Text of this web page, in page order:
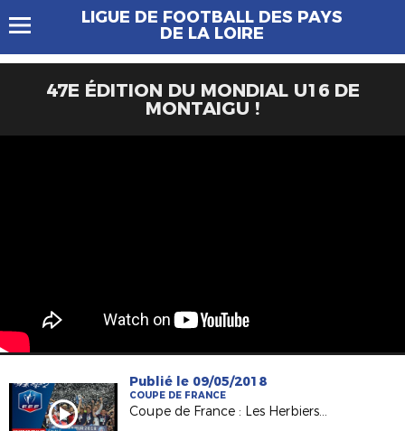
LIGUE DE FOOTBALL DES PAYS
DE LA LOIRE
47E ÉDITION DU MONDIAL U16 DE
MONTAIGU !
Publié le 09/05/2018
COUPE DE FRANCE
Coupe de France : Les Herbiers / PSG (0-2), le résumé